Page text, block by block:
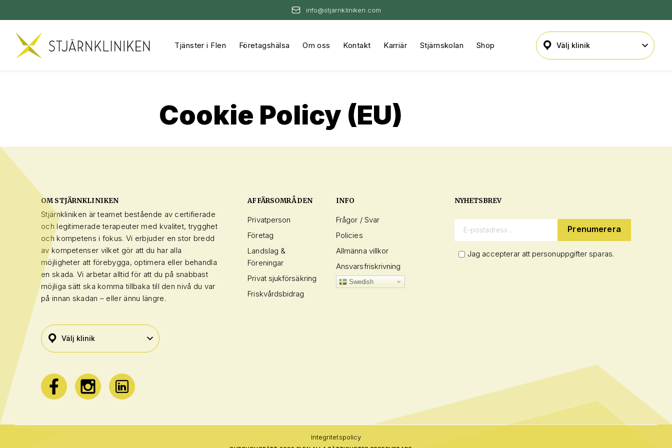
info@stjarnkliniken.com
Hoppa
Tjänster i Flen Företagshälsa Om oss Kontakt Karriär Stjärnskolan Shop
Cookie Policy (EU)
OM STJÄRNKLINIKEN
Stjärnkliniken är teamet bestående av certifierade
och legitimerade terapeuter med kvalitet, trygghet
och kompetens i fokus. Vi erbjuder en stor bredd
av kompetenser vilket gör att du har alla
möjligheter att förebygga, optimera eller behandla
en skada. Vi arbetar alltid för att du på snabbast
möjliga sätt ska komma tillbaka till den nivå du var
på innan skadan – eller ännu längre.
AFFÄRSOMRÅDEN
Privatperson
Företag
Landslag &
Föreningar
Privat sjukförsäkring
Friskvårdsbidrag
INFO
Frågor / Svar
Policies
Allmänna villkor
Ansvarsfriskrivning
Swedish
NYHETSBREV
E-postadress:
Jag accepterar att personuppgifter sparas.
Integritetspolicy